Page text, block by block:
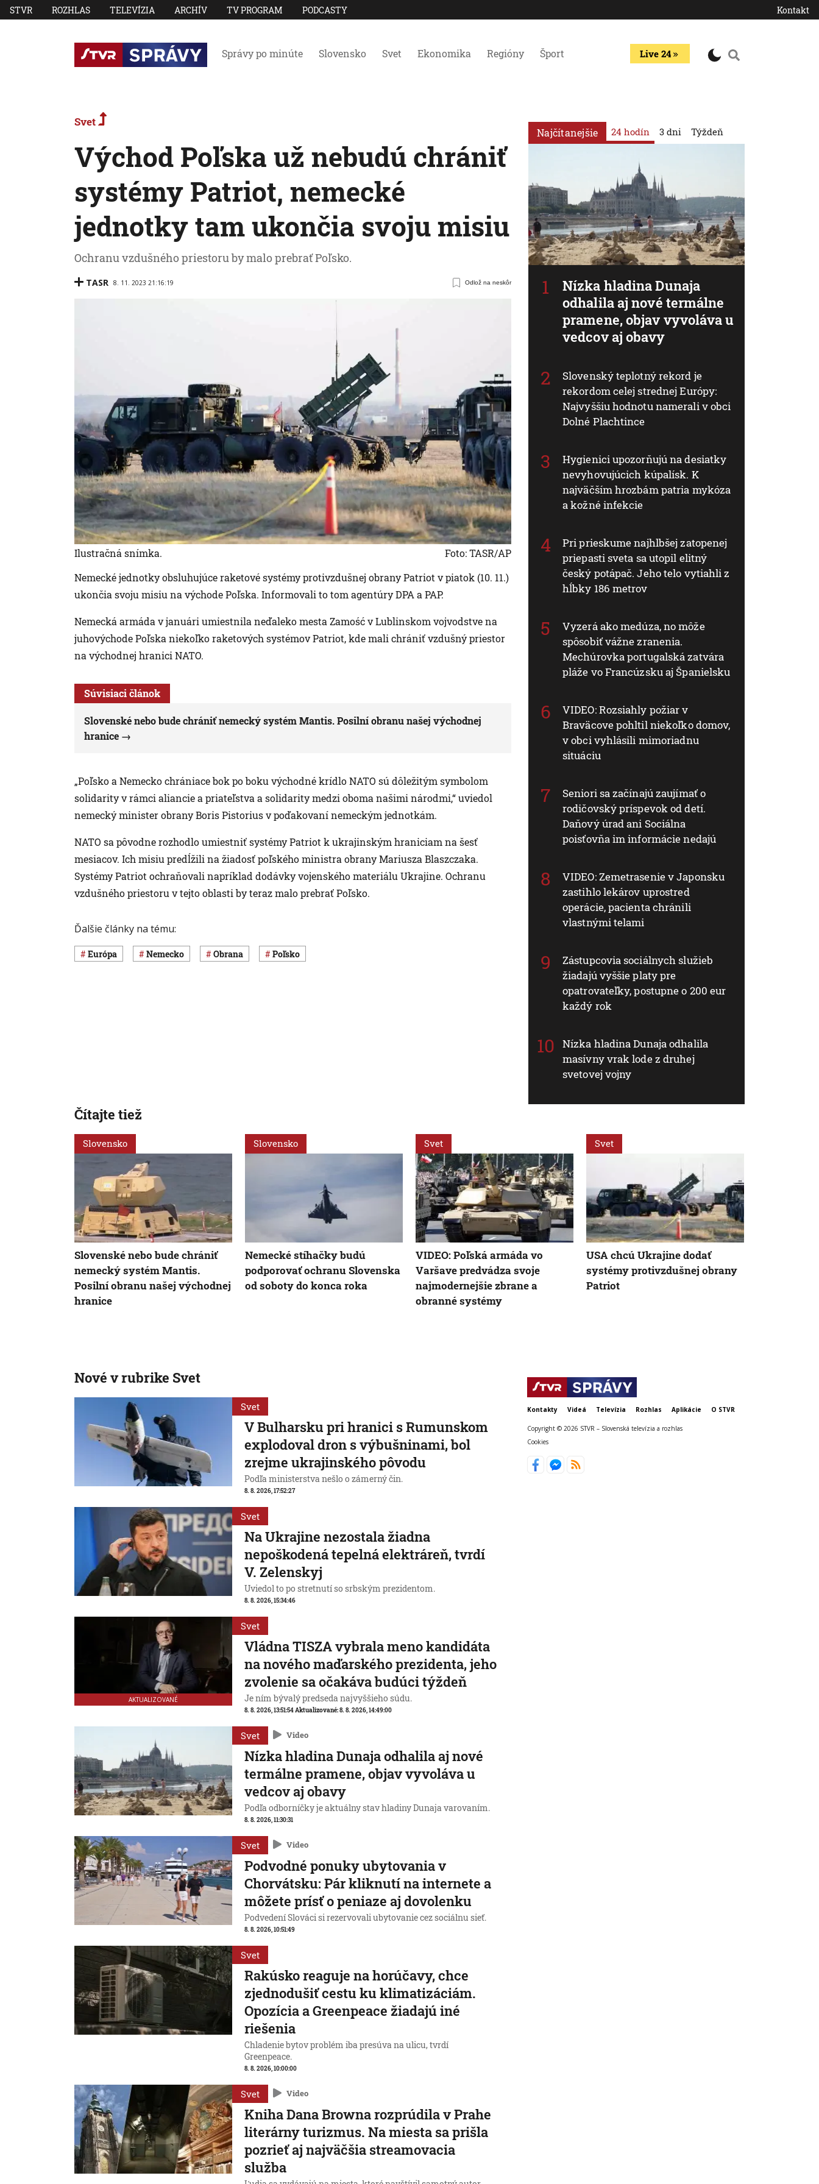
STVR ROZHLAS TELEVÍZIA ARCHÍV TV PROGRAM PODCASTY Kontakt
Správy po minúte Slovensko Svet Ekonomika Regióny Šport Live 24
Svet
Východ Poľska už nebudú chrániť
systémy Patriot, nemecké
jednotky tam ukončia svoju misiu
Ochranu vzdušného priestoru by malo prebrať Poľsko.
TASR 8. 11. 2023 21:16:19 Odlož na neskôr
Ilustračná snímka.
Foto: TASR/AP
Nemecké jednotky obsluhujúce raketové systémy protivzdušnej obrany Patriot v piatok (10. 11.)
ukončia svoju misiu na východe Poľska. Informovali to tom agentúry DPA a PAP.
Nemecká armáda v januári umiestnila neďaleko mesta Zamość v Lublinskom vojvodstve na
juhovýchode Poľska niekoľko raketových systémov Patriot, kde mali chrániť vzdušný priestor
na východnej hranici NATO.
Súvisiaci článok
Slovenské nebo bude chrániť nemecký systém Mantis. Posilní obranu našej východnej
hranice
„Poľsko a Nemecko chrániace bok po boku východné krídlo NATO sú dôležitým symbolom
solidarity v rámci aliancie a priateľstva a solidarity medzi oboma našimi národmi,“ uviedol
nemecký minister obrany Boris Pistorius v poďakovaní nemeckým jednotkám.
NATO sa pôvodne rozhodlo umiestniť systémy Patriot k ukrajinským hraniciam na šesť
mesiacov. Ich misiu predĺžili na žiadosť poľského ministra obrany Mariusza Blaszczaka.
Systémy Patriot ochraňovali napríklad dodávky vojenského materiálu Ukrajine. Ochranu
vzdušného priestoru v tejto oblasti by teraz malo prebrať Poľsko.
Ďalšie články na tému:
Európa Nemecko obrana Poľsko
Najčítanejšie 24 hodín
Nízka hladina Dunaja
odhalila aj nové termálne
pramene, objav vyvoláva u
vedcov aj obavy
Slovenský teplotný rekord je
rekordom celej strednej Európy:
Najvyššiu hodnotu namerali v obci
Dolné Plachtince
Hygienici upozorňujú na desiatky
nevyhovujúcich kúpalísk. K
najväčším hrozbám patria mykóza
a kožné infekcie
Pri prieskume najhlbšej zatopenej
priepasti sveta sa utopil elitný
český potápač. Jeho telo vytiahli z
hĺbky 186 metrov
Vyzerá ako medúza, no môže
spôsobiť vážne zranenia.
Mechúrovka portugalská zatvára
pláže vo Francúzsku aj Španielsku
VIDEO: Rozsiahly požiar v
Braväcove pohltil niekoľko domov,
v obci vyhlásili mimoriadnu
situáciu
Seniori sa začínajú zaujímať o
rodičovský príspevok od detí.
Daňový úrad ani Sociálna
poisťovňa im informácie nedajú
VIDEO: Zemetrasenie v Japonsku
zastihlo lekárov uprostred
operácie, pacienta chránili
vlastnými telami
Zástupcovia sociálnych služieb
žiadajú vyššie platy pre
opatrovateľky, postupne o 200 eur
každý rok
Nízka hladina Dunaja odhalila
masívny vrak lode z druhej
svetovej vojny
3 dni Týždeň
Čítajte tiež
Slovensko
Slovenské nebo bude chrániť
nemecký systém Mantis.
Posilní obranu našej východnej
hranice
Slovensko
Nemecké stíhačky budú
podporovať ochranu Slovenska
od soboty do konca roka
Svet
VIDEO: Poľská armáda vo
Varšave predvádza svoje
najmodernejšie zbrane a
obranné systémy
Svet
USA chcú Ukrajine dodať
systémy protivzdušnej obrany
Patriot
Nové v rubrike Svet
Svet
V Bulharsku pri hranici s Rumunskom
explodoval dron s výbušninami, bol
zrejme ukrajinského pôvodu
Podľa ministerstva nešlo o zámerný čin.
8. 8. 2026, 17:52:27
Svet
Na Ukrajine nezostala žiadna
nepoškodená tepelná elektráreň, tvrdí
V. Zelenskyj
Uviedol to po stretnutí so srbským prezidentom.
8. 8. 2026, 15:34:46
AKTUALIZOVANÉ
Svet
Vládna TISZA vybrala meno kandidáta
na nového maďarského prezidenta, jeho
zvolenie sa očakáva budúci týždeň
Je ním bývalý predseda najvyššieho súdu.
8. 8. 2026, 13:51:54Aktualizované:8. 8. 2026, 14:49:00
Svet Video
Nízka hladina Dunaja odhalila aj nové
termálne pramene, objav vyvoláva u
vedcov aj obavy
Podľa odborníčky je aktuálny stav hladiny Dunaja varovaním.
8. 8. 2026, 11:30:31
Svet Video
Podvodné ponuky ubytovania v
Chorvátsku: Pár kliknutí na internete a
môžete prísť o peniaze aj dovolenku
Podvedení Slováci si rezervovali ubytovanie cez sociálnu sieť.
8. 8. 2026, 10:51:49
Svet
Rakúsko reaguje na horúčavy, chce
zjednodušiť cestu ku klimatizáciám.
Opozícia a Greenpeace žiadajú iné
riešenia
Chladenie bytov problém iba presúva na ulicu, tvrdí
Greenpeace.
8. 8. 2026, 10:00:00
Svet Video
Kniha Dana Browna rozprúdila v Prahe
literárny turizmus. Na miesta sa prišla
pozrieť aj najväčšia streamovacia
služba
Kontakty Videá Televízia Rozhlas Aplikácie O STVR
Copyright © 2026 STVR – Slovenská televízia a rozhlas
Cookies